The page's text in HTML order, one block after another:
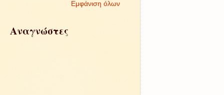
Εμφάνιση όλων
Αναγνώστες